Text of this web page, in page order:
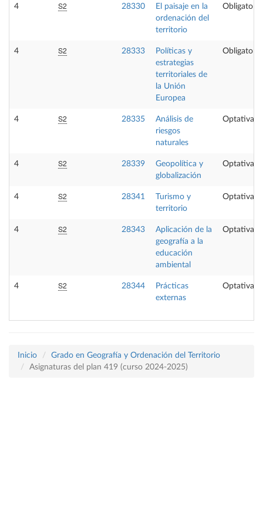
4 S2 28330
El paisaje en la
ordenación del
territorio
Obligatoria
4 S2 28333
Políticas y
estrategias
territoriales de
la Unión
Europea
Obligatoria
4 S2 28335
Análisis de
riesgos
naturales
Optativa
4 S2 28339
Geopolítica y
globalización
Optativa
4 S2 28341
Turismo y
territorio
Optativa
4 S2 28343
Aplicación de la
geografía a la
educación
ambiental
Optativa
4 S2 28344
Prácticas
externas
Optativa
Inicio
Grado en Geografía y Ordenación del Territorio
Asignaturas del plan 419 (curso 2024-2025)